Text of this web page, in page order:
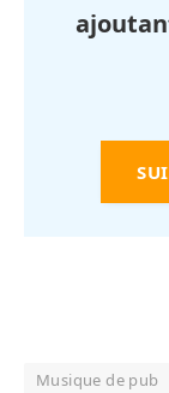
Musique de pub